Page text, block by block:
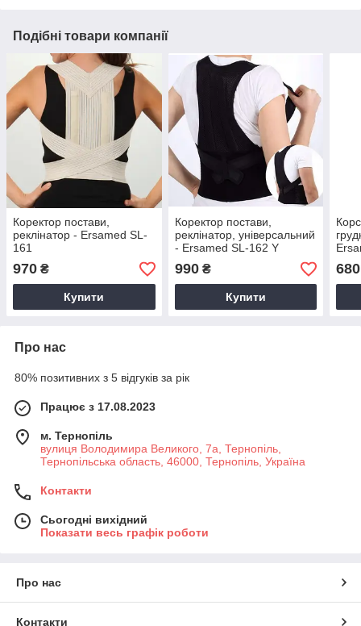
Подібні товари компанії
Коректор постави,
реклінатор - Ersamed SL-
161
970 ₴
Купити
Коректор постави,
реклінатор, універсальний
- Ersamed SL-162 Y
990₴
Купити
680
Про нас
80% позитивних з 5 відгуків за рік
Працює з 17.08.2023
м. Тернопіль
вулиця Володимира Великого, 7а, Тернопіль,
Тернопільська область, 46000, Тернопіль, Україна
Контакти
Сьогодні вихідний
Показати весь графік роботи
Про нас
Контакти